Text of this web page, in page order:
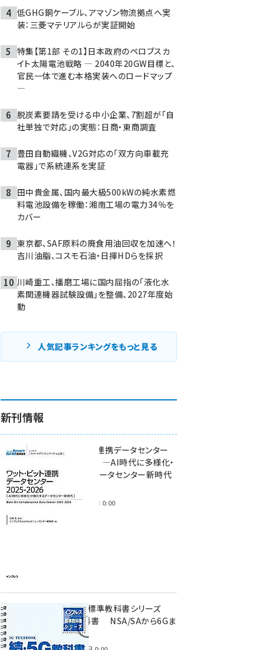
低GHG銅ケーブル、アマゾン物流拠点へ実
装：三菱マテリアルらが実証開始
特集【第1部 その1】日本政府のペロブスカ
イト太陽電池戦略 ― 2040年20GW目標と、
官民一体で進む本格実装へのロードマップ
―
脱炭素要請を受ける中小企業、7割超が「自
社単独で対応」の実態：日商・東商調査
豊田自動織機、V2G対応の「双方向車載充
電器」で系統連系を実証
田中貴金属、国内最大級500kWの純水素燃
料電池設備を稼働：湘南工場の電力34％を
カバー
東京都、SAF原料の廃食用油回収を加速へ！
吉川油脂、コスモ石油・日揮HDらを採択
川崎重工、播磨工場に国内屈指の「液化水
素関連機器試験設備」を整備、2027年度始
動
人気記事ランキングをもっと見る
新刊情報
ワット・ビット連携データセンター
2025-2026 ―AI時代に多様化・
分散化するデータセンター新時代
2025年11月28日 0:00
インプレス標準教科書シリーズ
続・5G教科書 NSA/SAから6Gま